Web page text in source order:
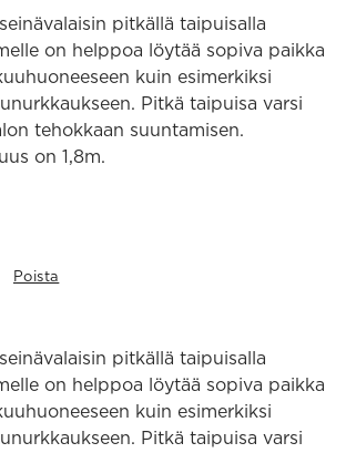
pitkällä taipuisalla
on helppoa löytää sopiva paikka
kuin esimerkiksi
Pitkä taipuisa varsi
tehokkaan suuntamisen.
on 1,8m.
Poista
pitkällä taipuisalla
on helppoa löytää sopiva paikka
kuin esimerkiksi
Pitkä taipuisa varsi